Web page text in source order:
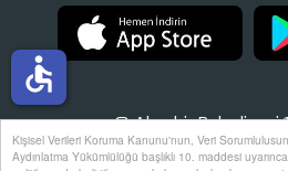
Kişisel Verileri Koruma Kanunu'nun, Veri
Aydınlatma Yükümlülüğü başlıklı 10. maddesi
© Akşehir Belediyesi
Tüm Hakları
accessible